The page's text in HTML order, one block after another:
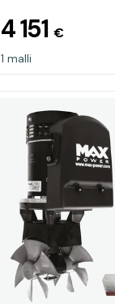
4 151 €
1 malli